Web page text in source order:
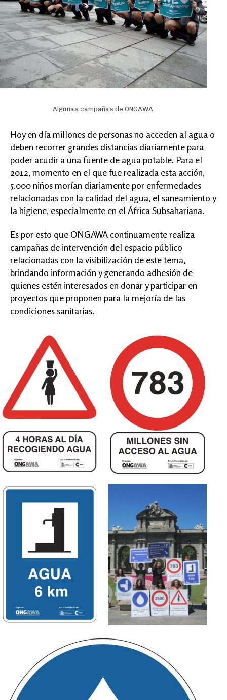
Algunas campañas de ONGAWA.
Hoy en día millones de personas no acceden al agua o
deben recorrer grandes distancias diariamente para
poder acudir a una fuente de agua potable. Para el
2012, momento en el que fue realizada esta acción,
5.000 niños morían diariamente por enfermedades
relacionadas con la calidad del agua, el saneamiento y
la higiene, especialmente en el África Subsahariana.
Es por esto que ONGAWA continuamente realiza
campañas de intervención del espacio público
relacionadas con la visibilización de este tema,
brindando información y generando adhesión de
quienes estén interesados en donar y participar en
proyectos que proponen para la mejoría de las
condiciones sanitarias.